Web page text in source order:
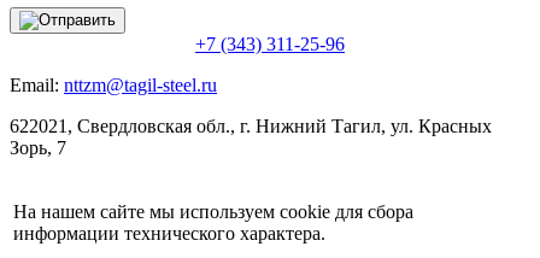
+7 (343) 311-25-96
Email: nttzm@tagil-steel.ru
622021, Свердловская обл., г. Нижний Тагил, ул. Красных
Зорь, 7
На нашем сайте мы используем cookie для сбора
информации технического характера.